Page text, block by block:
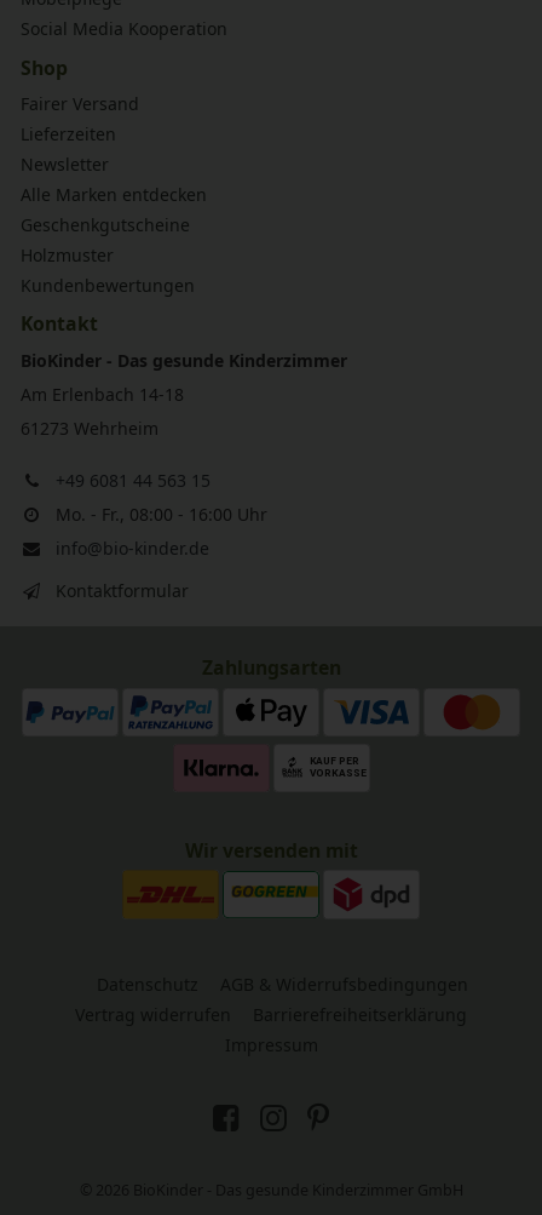
Social Media Kooperation
Shop
Fairer Versand
Lieferzeiten
Newsletter
Alle Marken entdecken
Geschenkgutscheine
Holzmuster
Kundenbewertungen
Kontakt
BioKinder - Das gesunde Kinderzimmer
Am Erlenbach 14-18
61273 Wehrheim
+49 6081 44 563 15
Mo. - Fr., 08:00 - 16:00 Uhr
info@bio-kinder.de
Kontaktformular
Zahlungsarten
Wir versenden mit
© 2026 BioKinder - Das gesunde Kinderzimmer GmbH